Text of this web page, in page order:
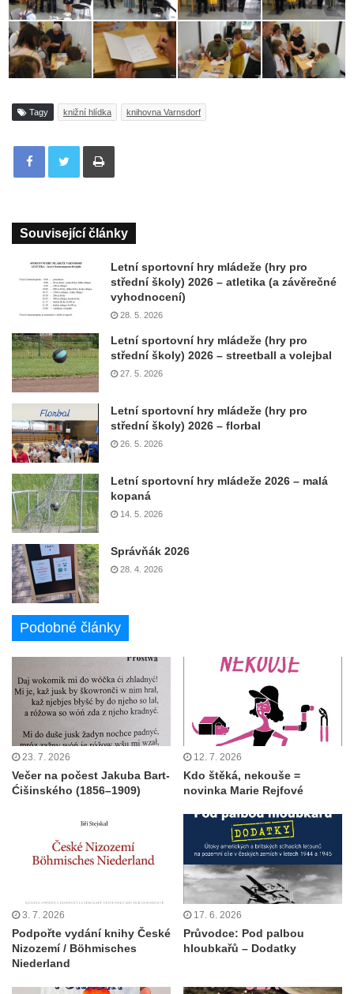
Tagy knižní hlídka knihovna Varnsdorf
Tisknout
Související články
Letní sportovní hry mládeže (hry pro
střední školy) 2026 – atletika (a závěrečné
vyhodnocení)
28. 5. 2026
Letní sportovní hry mládeže (hry pro
střední školy) 2026 – streetball a volejbal
27. 5. 2026
Letní sportovní hry mládeže (hry pro
střední školy) 2026 – florbal
26. 5. 2026
Letní sportovní hry mládeže 2026 – malá
kopaná
14. 5. 2026
Správňák 2026
28. 4. 2026
Podobné články
23. 7. 2026
Večer na počest Jakuba Bart-
Ćišinského (1856–1909)
12. 7. 2026
Kdo štěká, nekouše =
novinka Marie Rejfové
3. 7. 2026
Podpořte vydání knihy České
Nizozemí / Böhmisches
Niederland
17. 6. 2026
Průvodce: Pod palbou
hloubkařů – Dodatky